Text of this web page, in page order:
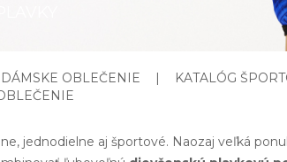
OBLEČENIE | KATALÓG
jednodielne aj športové. Naozaj veľká